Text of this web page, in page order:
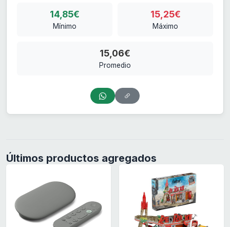
14,85€
Mínimo
15,25€
Máximo
15,06€
Promedio
Últimos productos agregados